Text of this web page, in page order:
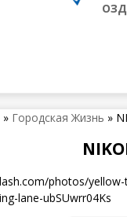
» Городская Жизнь »
photos/yellow-
lane-ubSUwrr04Ks